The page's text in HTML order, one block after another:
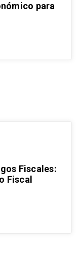
para
Fiscales:
Fiscal